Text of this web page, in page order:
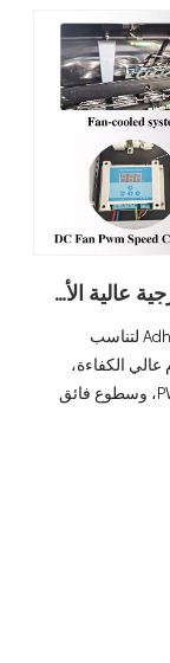
كيفية نشر اللافتات الرقمية LCD الخارجية عالية الأداء في ظل حرارة شديدة تصل إلى 60 درجة مئوية في دبي
تم تصميم لافتات Mupi الرقمية 2026 من Adhaiwell لتناسب
عالي الكفاءة،
ومراوح تيار مستمر يتم التحكم فيها بواسطة PWM، وسطوع فائق
إدارة المحتوى